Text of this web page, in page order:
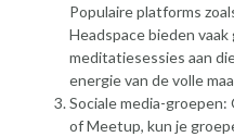
Populaire platforms
Headspace bieden
meditatiesessies aan
energie van de volle
Sociale media-groepen:
of Meetup, kun je